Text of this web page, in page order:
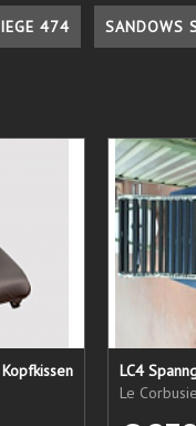
474 SANDOWS
LC4
Le